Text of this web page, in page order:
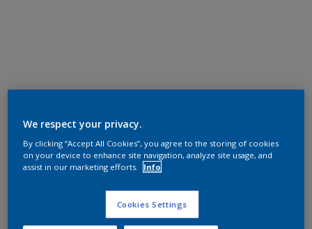
We respect your privacy.
By clicking “Accept All Cookies”, you agree to the storing of cookies
on your device to enhance site navigation, analyze site usage, and
assist in our marketing efforts.
Info
Cookies Settings